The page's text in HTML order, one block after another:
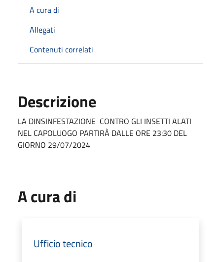
A cura di
Allegati
Contenuti correlati
Descrizione
LA DINSINFESTAZIONE CONTRO GLI INSETTI ALATI
NEL CAPOLUOGO PARTIRÀ DALLE ORE 23:30 DEL
GIORNO 29/07/2024
A cura di
Ufficio tecnico